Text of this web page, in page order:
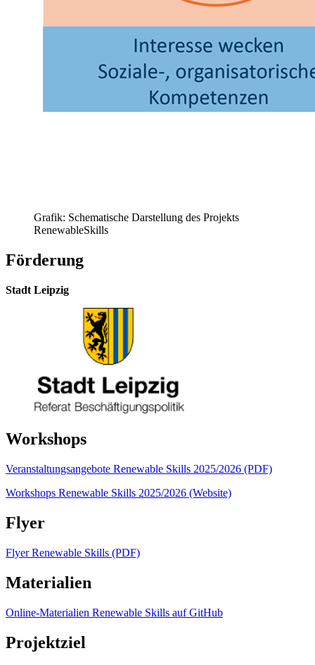
Grafik: Schematische Darstellung des Projekts
RenewableSkills
Förderung
Stadt Leipzig
Workshops
Veranstaltungsangebote Renewable Skills 2025/2026 (PDF)
Workshops Renewable Skills 2025/2026 (Website)
Flyer
Flyer Renewable Skills (PDF)
Materialien
Online-Materialien Renewable Skills auf GitHub
Projektziel